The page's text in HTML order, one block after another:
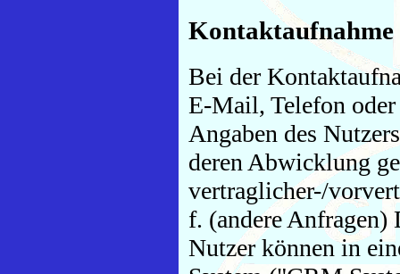
Kontaktaufnahme
Bei der
E-Mail, Telefon
Angaben des
deren Abwicklung
vertraglicher-/
f. (andere Anfragen)
Nutzer können in